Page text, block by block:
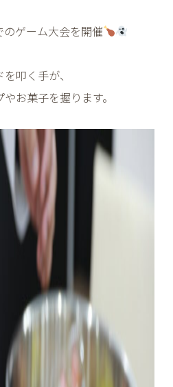
ゲーム大会を開催
叩く手が、
お菓子を握ります。